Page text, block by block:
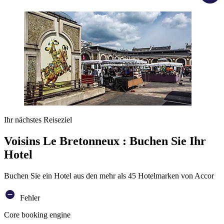
Ihr nächstes Reiseziel
Voisins Le Bretonneux : Buchen Sie Ihr
Hotel
Buchen Sie ein Hotel aus den mehr als 45 Hotelmarken von Accor
Fehler
Core booking engine